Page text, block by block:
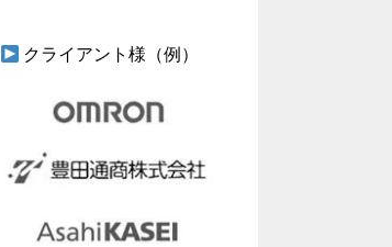
クライアント様（例）